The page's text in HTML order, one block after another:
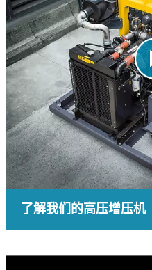
了解我们的高压增压机